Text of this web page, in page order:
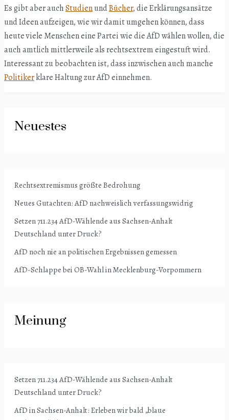
Es gibt aber auchStudienundBücher, die Erklärungsansätze
und Ideen aufzeigen, wie wir damit umgehen können, dass
heute viele Menschen eine Partei wie die AfD wählen wollen, die
auch amtlich mittlerweile als rechtsextrem eingestuft wird.
Interessant zu beobachten ist, dass inzwischen auch manche
Politikerklare Haltung zur AfD einnehmen.
Neuestes
Rechtsextremismus größte Bedrohung
Neues Gutachten: AfD nachweislich verfassungswidrig
Setzen 711.234 AfD-Wählende aus Sachsen-Anhalt
Deutschland unter Druck?
AfD noch nie an politischen Ergebnissen gemessen
AfD-Schlappe bei OB-Wahl in Mecklenburg-Vorpommern
Meinung
Setzen 711.234 AfD-Wählende aus Sachsen-Anhalt
Deutschland unter Druck?
AfD in Sachsen-Anhalt: Erleben wir bald „blaue